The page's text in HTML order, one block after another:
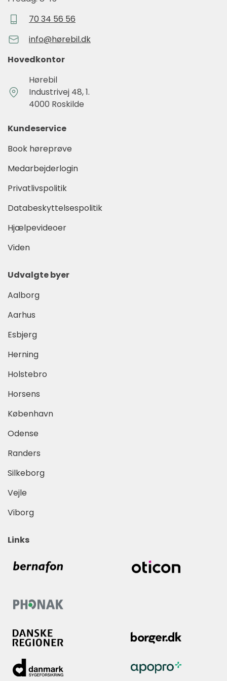
70 34 56 56
info@hørebil.dk
Hovedkontor
Hørebil
Industrivej 48, 1.
4000 Roskilde
Kundeservice
Book høreprøve
Medarbejderlogin
Privatlivspolitik
Databeskyttelsespolitik
Hjælpevideoer
Viden
Udvalgte byer
Aalborg
Aarhus
Esbjerg
Herning
Holstebro
Horsens
København
Odense
Randers
Silkeborg
Vejle
Viborg
Links